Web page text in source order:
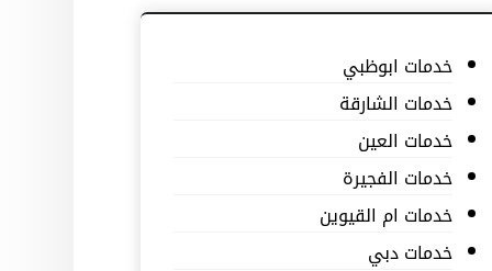
خدمات ابوظبي
خدمات الشارقة
خدمات العين
خدمات الفجيرة
خدمات ام القيوين
خدمات دبي